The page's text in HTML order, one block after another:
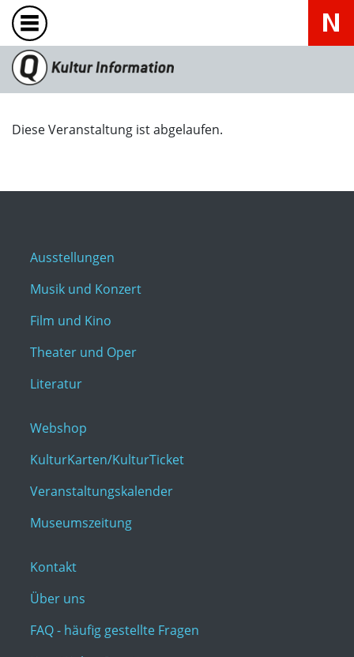
Diese Veranstaltung ist abgelaufen.
Ausstellungen
Musik und Konzert
Film und Kino
Theater und Oper
Literatur
Webshop
KulturKarten/KulturTicket
Veranstaltungskalender
Museumszeitung
Kontakt
Über uns
FAQ - häufig gestellte Fragen